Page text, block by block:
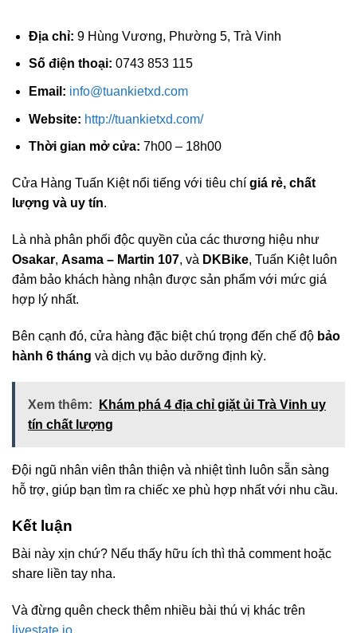
Địa chỉ: 9 Hùng Vương, Phường 5, Trà Vinh
Số điện thoại: 0743 853 115
Email: info@tuankietxd.com
Website: http://tuankietxd.com/
Thời gian mở cửa: 7h00 – 18h00
Cửa Hàng Tuấn Kiệt nổi tiếng với tiêu chí giá rẻ, chất
lượng và uy tín.
Là nhà phân phối độc quyền của các thương hiệu như
Osakar, Asama – Martin 107, và DKBike, Tuấn Kiệt luôn
đảm bảo khách hàng nhận được sản phẩm với mức giá
hợp lý nhất.
Bên cạnh đó, cửa hàng đặc biệt chú trọng đến chế độ bảo
hành 6 tháng và dịch vụ bảo dưỡng định kỳ.
Xem thêm:
Khám phá 4 địa chỉ giặt ủi Trà Vinh uy
tín chất lượng
Đội ngũ nhân viên thân thiện và nhiệt tình luôn sẵn sàng
hỗ trợ, giúp bạn tìm ra chiếc xe phù hợp nhất với nhu cầu.
Kết luận
Bài này xịn chứ? Nếu thấy hữu ích thì thả comment hoặc
share liền tay nha.
Và đừng quên check thêm nhiều bài thú vị khác trên
livestate.io